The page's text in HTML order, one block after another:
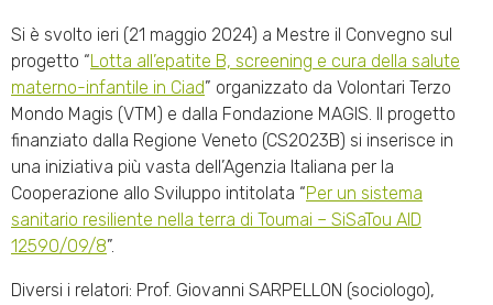
Si è svolto ieri (21 maggio 2024) a Mestre il Convegno sul
progetto “Lotta all’epatite B, screening e cura della salute
materno-infantile in Ciad” organizzato da Volontari Terzo
Mondo Magis (VTM) e dalla Fondazione MAGIS. Il progetto
finanziato dalla Regione Veneto (CS2023B) si inserisce in
una iniziativa più vasta dell’Agenzia Italiana per la
Cooperazione allo Sviluppo intitolata “Per un sistema
sanitario resiliente nella terra di Toumai – SiSaTou AID
12590/09/8”.
Diversi i relatori: Prof. Giovanni SARPELLON (sociologo),